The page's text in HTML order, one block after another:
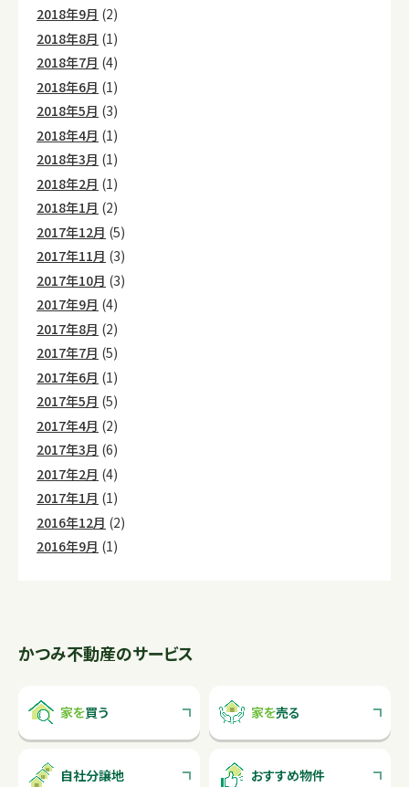
2018年9月 (2)
2018年8月 (1)
2018年7月 (4)
2018年6月 (1)
2018年5月 (3)
2018年4月 (1)
2018年3月 (1)
2018年2月 (1)
2018年1月 (2)
2017年12月 (5)
2017年11月 (3)
2017年10月 (3)
2017年9月 (4)
2017年8月 (2)
2017年7月 (5)
2017年6月 (1)
2017年5月 (5)
2017年4月 (2)
2017年3月 (6)
2017年2月 (4)
2017年1月 (1)
2016年12月 (2)
2016年9月 (1)
かつみ不動産のサービス
家を買う 家を売る
自社分譲地 おすすめ物件